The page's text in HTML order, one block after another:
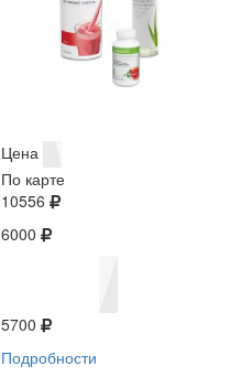
Цена
По карте
10556
6000
5700
Подробности